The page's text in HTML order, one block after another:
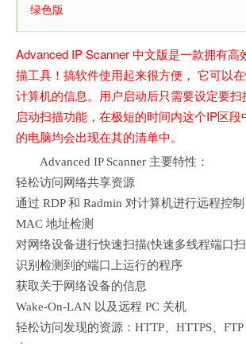
绿色版
Advanced IP Scanner 中文版是一款拥有高
描工具！搞软件使用起来很方便， 它可以
计算机的信息。用户启动后只需要设定要扫
启动扫描功能，在极短的时间内这个IP区
的电脑均会出现在其的清单中。
Advanced IP Scanner 主要特性：
轻松访问网络共享资源
通过 RDP 和 Radmin 对计算机进行远程控制
MAC 地址检测
对网络设备进行快速扫描(快速多线程端口
识别检测到的端口上运行的程序
获取关于网络设备的信息
Wake-On-LAN 以及远程 PC 关机
轻松访问发现的资源：HTTP、HTTPS、